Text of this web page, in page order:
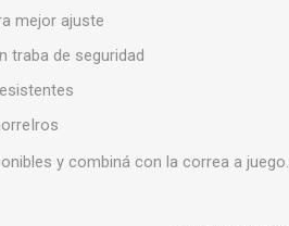
mejor ajuste
traba de seguridad
y combiná con la correa a juego.